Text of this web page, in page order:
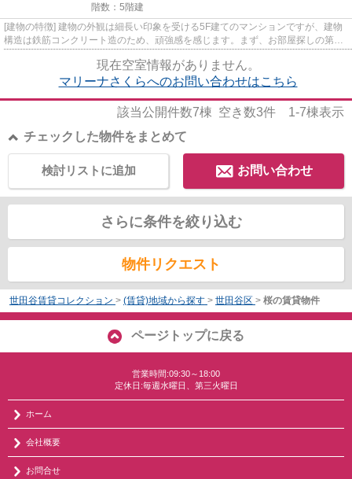
階数：5階建
[建物の特徴] 建物の外観は細長い印象を受ける5F建てのマンションですが、建物
構造は鉄筋コンクリート造のため、頑強感を感じます。まず、お部屋探しの第一
条件として、コストを抑えて...
現在空室情報がありません。
マリーナさくらへのお問い合わせはこちら
該当公開件数7棟 空き数3件 1-7棟表示
チェックした物件をまとめて
お問い合わせ
検討リストに追加
さらに条件を絞り込む
物件リクエスト
世田谷賃貸コレクション > (賃貸)地域から探す > 世田谷区 > 桜の賃貸物件
ページトップに戻る
営業時間:09:30～18:00
定休日:毎週水曜日、第三火曜日
ホーム
会社概要
お問合せ